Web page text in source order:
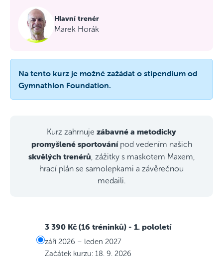
Hlavní trenér
Marek Horák
Na tento kurz je možné zažádat o stipendium od
Gymnathlon Foundation.
Kurz zahrnuje zábavné a metodicky
promyšlené sportovánípod vedením našich
skvělých trenérů , zážitky s maskotem Maxem,
hrací plán se samolepkami a závěrečnou
medaili.
3 390 Kč (16 tréninků) - 1. pololetí
září 2026 – leden 2027
Začátek kurzu: 18. 9. 2026